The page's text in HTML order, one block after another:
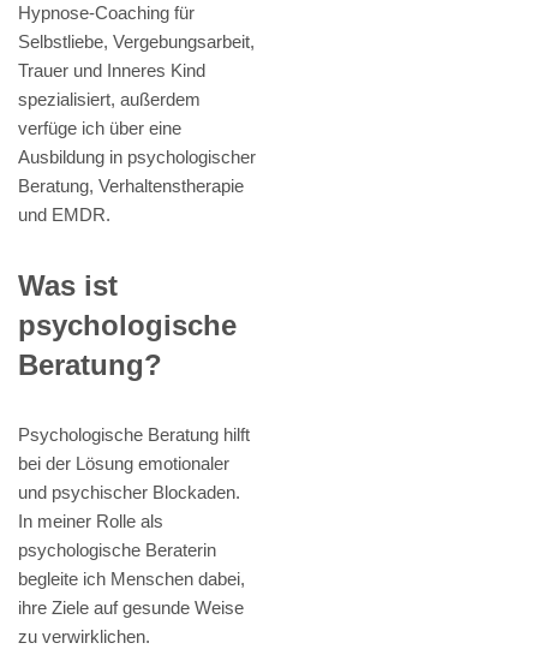
Hypnose-Coaching für
Selbstliebe, Vergebungsarbeit,
Trauer und Inneres Kind
spezialisiert, außerdem
verfüge ich über eine
Ausbildung in psychologischer
Beratung, Verhaltenstherapie
und EMDR.
Was ist
psychologische
Beratung?
Psychologische Beratung hilft
bei der Lösung emotionaler
und psychischer Blockaden.
In meiner Rolle als
psychologische Beraterin
begleite ich Menschen dabei,
ihre Ziele auf gesunde Weise
zu verwirklichen.